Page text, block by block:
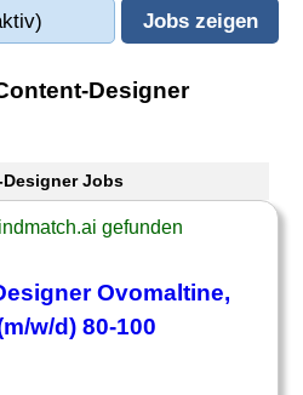
Designer
Jobs
gefunden
Ovomaltine,
w/d) 80-100